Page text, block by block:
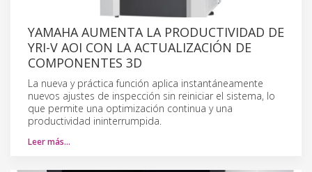
YAMAHA AUMENTA LA PRODUCTIVIDAD DE
YRI-V AOI CON LA ACTUALIZACIÓN DE
COMPONENTES 3D
La nueva y práctica función aplica instantáneamente
nuevos ajustes de inspección sin reiniciar el sistema, lo
que permite una optimización continua y una
productividad ininterrumpida.
Leer más…